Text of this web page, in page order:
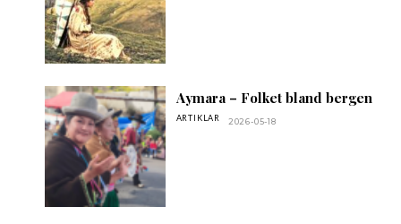
Aymara – Folket bland bergen
ARTIKLAR 2026-05-18